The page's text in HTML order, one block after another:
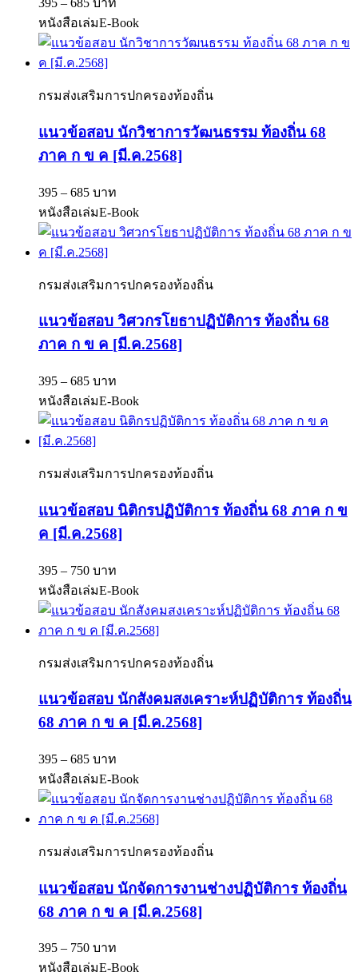
395 – 685 บาท
หนังสือเล่มE-Book
กรมส่งเสริมการปกครองท้องถิ่น
แนวข้อสอบ นักวิชาการวัฒนธรรม ท้องถิ่น 68
ภาค ก ข ค [มี.ค.2568]
395 – 685 บาท
หนังสือเล่มE-Book
กรมส่งเสริมการปกครองท้องถิ่น
แนวข้อสอบ วิศวกรโยธาปฏิบัติการ ท้องถิ่น 68
ภาค ก ข ค [มี.ค.2568]
395 – 685 บาท
หนังสือเล่มE-Book
กรมส่งเสริมการปกครองท้องถิ่น
แนวข้อสอบ นิติกรปฏิบัติการ ท้องถิ่น 68 ภาค ก ข
ค [มี.ค.2568]
395 – 750 บาท
หนังสือเล่มE-Book
กรมส่งเสริมการปกครองท้องถิ่น
แนวข้อสอบ นักสังคมสงเคราะห์ปฏิบัติการ ท้องถิ่น
68 ภาค ก ข ค [มี.ค.2568]
395 – 685 บาท
หนังสือเล่มE-Book
กรมส่งเสริมการปกครองท้องถิ่น
แนวข้อสอบ นักจัดการงานช่างปฏิบัติการ ท้องถิ่น
68 ภาค ก ข ค [มี.ค.2568]
395 – 750 บาท
หนังสือเล่มE-Book